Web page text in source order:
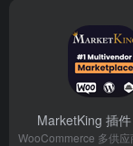
MarketKing 插件